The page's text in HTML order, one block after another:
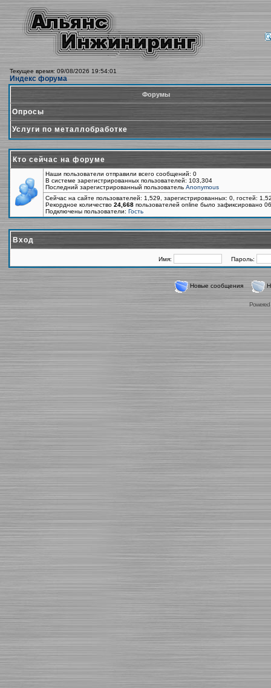
Текущее время: 09/08/2026 19:54:01
Индекс форума
Форумы
Опросы
Услуги по металлобработке
Кто сейчас на форуме
Наши пользователи отправили всего сообщений: 0
В системе зарегистрированных пользователей: 103,304
Последний зарегистрированный пользователь Anonymous
Сейчас на сайте пользователей: 1,529, зарегистрированных: 0, гостей:
Рекордное количество 24,668 пользователей online было зафиксировано
Подключены пользователи: Гость
Вход
Имя: Пароль:
Новые сообщения